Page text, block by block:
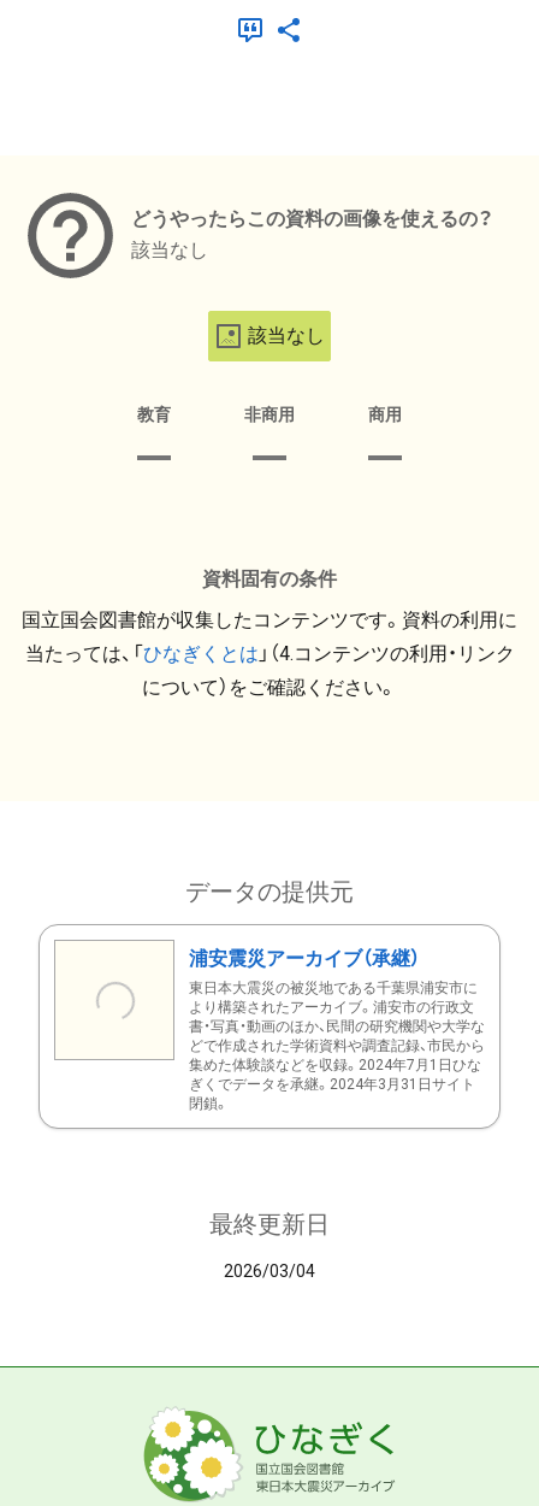
どうやったらこの資料の画像を使えるの？
該当なし
該当なし
教育 非商用 商用
資料固有の条件
国立国会図書館が収集したコンテンツです。資料の利用に
当たっては、「ひなぎくとは 」（4.コンテンツの利用・リンク
について）をご確認ください。
データの提供元
浦安震災アーカイブ（承継）
東日本大震災の被災地である千葉県浦安市に
より構築されたアーカイブ。浦安市の行政文
書・写真・動画のほか、民間の研究機関や大学な
どで作成された学術資料や調査記録、市民から
集めた体験談などを収録。2024年7月1日ひな
ぎくでデータを承継。2024年3月31日サイト
閉鎖。
最終更新日
2026/03/04